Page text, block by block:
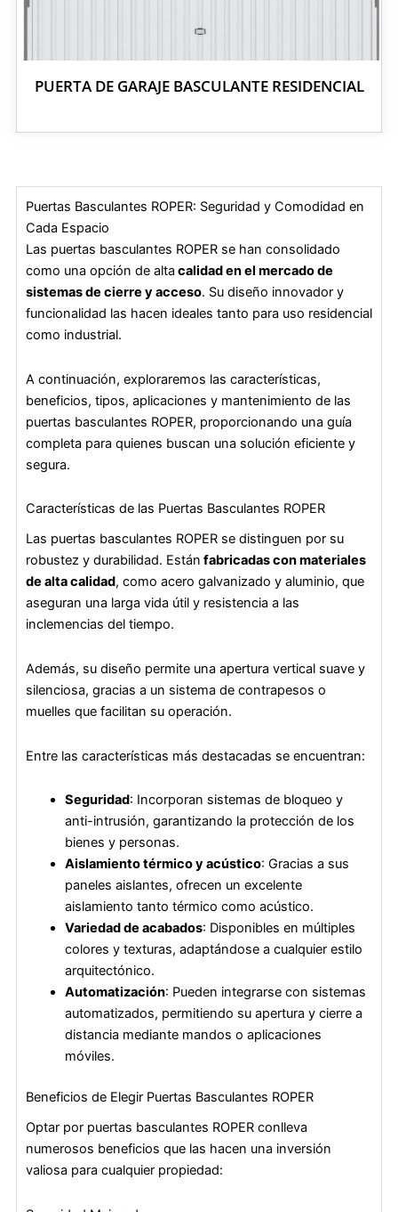
PUERTA DE GARAJE BASCULANTE RESIDENCIAL
Puertas Basculantes ROPER: Seguridad y Comodidad en
Cada Espacio
Las puertas basculantes ROPER se han consolidado
como una opción de alta calidad en el mercado de
sistemas de cierre y acceso. Su diseño innovador y
funcionalidad las hacen ideales tanto para uso residencial
como industrial.
A continuación, exploraremos las características,
beneficios, tipos, aplicaciones y mantenimiento de las
puertas basculantes ROPER, proporcionando una guía
completa para quienes buscan una solución eficiente y
segura.
Características de las Puertas Basculantes ROPER
Las puertas basculantes ROPER se distinguen por su
robustez y durabilidad. Están fabricadas con materiales
de alta calidad, como acero galvanizado y aluminio, que
aseguran una larga vida útil y resistencia a las
inclemencias del tiempo.
Además, su diseño permite una apertura vertical suave y
silenciosa, gracias a un sistema de contrapesos o
muelles que facilitan su operación.
Entre las características más destacadas se encuentran:
Seguridad: Incorporan sistemas de bloqueo y
anti-intrusión, garantizando la protección de los
bienes y personas.
Aislamiento térmico y acústico: Gracias a sus
paneles aislantes, ofrecen un excelente
aislamiento tanto térmico como acústico.
Variedad de acabados: Disponibles en múltiples
colores y texturas, adaptándose a cualquier estilo
arquitectónico.
Automatización: Pueden integrarse con sistemas
automatizados, permitiendo su apertura y cierre a
distancia mediante mandos o aplicaciones
móviles.
Beneficios de Elegir Puertas Basculantes ROPER
Optar por puertas basculantes ROPER conlleva
numerosos beneficios que las hacen una inversión
valiosa para cualquier propiedad: